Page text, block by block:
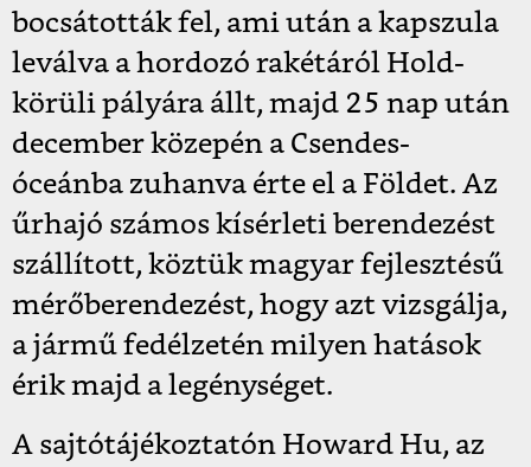
bocsátották fel, ami után a kapszula
leválva a hordozó rakétáról Hold-
körüli pályára állt, majd 25 nap után
december közepén a Csendes-
óceánba zuhanva érte el a Földet. Az
űrhajó számos kísérleti berendezést
szállított, köztük magyar fejlesztésű
mérőberendezést, hogy azt vizsgálja,
a jármű fedélzetén milyen hatások
érik majd a legénységet.
A sajtótájékoztatón Howard Hu, az